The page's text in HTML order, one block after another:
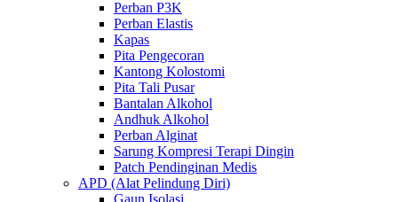
Perban P3K
Perban Elastis
Kapas
Pita Pengecoran
Kantong Kolostomi
Pita Tali Pusar
Bantalan Alkohol
Andhuk Alkohol
Perban Alginat
Sarung Kompresi Terapi Dingin
Patch Pendinginan Medis
APD (Alat Pelindung Diri)
Gaun Isolasi